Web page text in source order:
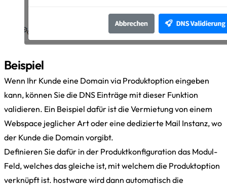
Beispiel
Wenn Ihr Kunde eine Domain via Produktoption eingeben
kann, können Sie die DNS Einträge mit dieser Funktion
validieren. Ein Beispiel dafür ist die Vermietung von einem
Webspace jeglicher Art oder eine dedizierte Mail Instanz, wo
der Kunde die Domain vorgibt.
Definieren Sie dafür in der Produktkonfiguration das Modul-
Feld, welches das gleiche ist, mit welchem die Produktoption
verknüpft ist. hostware wird dann automatisch die